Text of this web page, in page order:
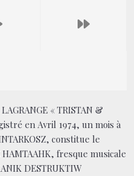
« TRISTAN &
en Avril 1974, un mois à
constitue le
fresque musicale
DESTRUKTIW